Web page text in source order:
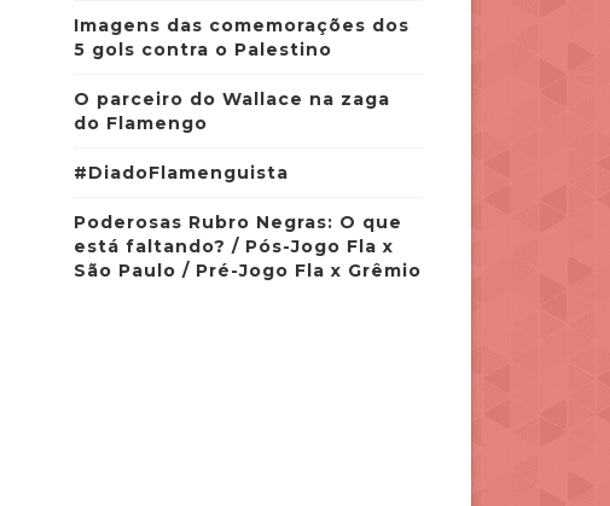
Imagens das comemorações dos
5 gols contra o Palestino
O parceiro do Wallace na zaga
do Flamengo
#DiadoFlamenguista
Poderosas Rubro Negras: O que
está faltando? / Pós-Jogo Fla x
São Paulo / Pré-Jogo Fla x Grêmio